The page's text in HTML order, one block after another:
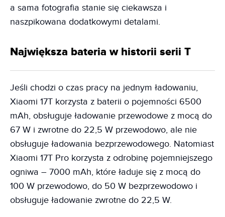
a sama fotografia stanie się ciekawsza i
naszpikowana dodatkowymi detalami.
Największa bateria w historii serii T
Jeśli chodzi o czas pracy na jednym ładowaniu,
Xiaomi 17T korzysta z baterii o pojemności 6500
mAh, obsługuje ładowanie przewodowe z mocą do
67 W i zwrotne do 22,5 W przewodowo, ale nie
obsługuje ładowania bezprzewodowego. Natomiast
Xiaomi 17T Pro korzysta z odrobinę pojemniejszego
ogniwa – 7000 mAh, które ładuje się z mocą do
100 W przewodowo, do 50 W bezprzewodowo i
obsługuje ładowanie zwrotne do 22,5 W.